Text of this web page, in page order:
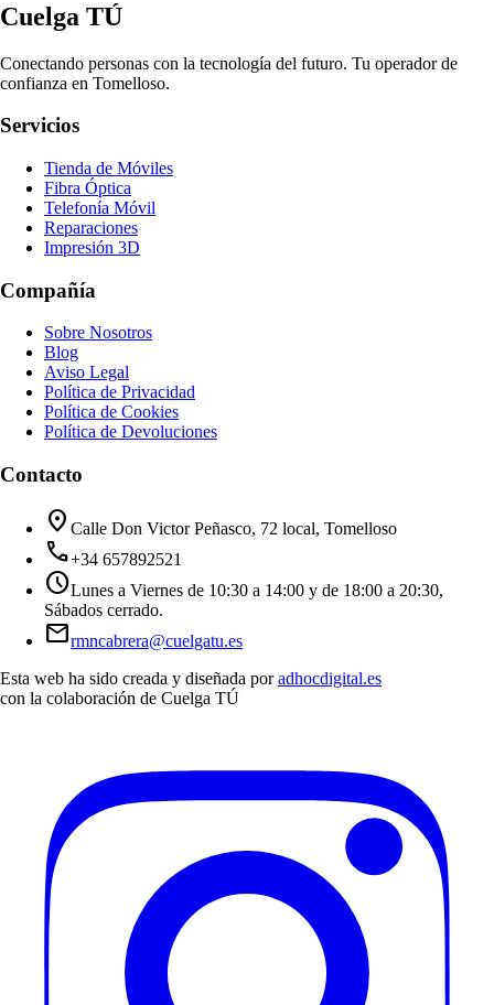
Cuelga TÚ
Conectando personas con la tecnología del futuro. Tu operador de
confianza en Tomelloso.
Servicios
Tienda de Móviles
Fibra Óptica
Telefonía Móvil
Reparaciones
Impresión 3D
Compañía
Sobre Nosotros
Blog
Aviso Legal
Política de Privacidad
Política de Cookies
Política de Devoluciones
Contacto
location_on Calle Don Victor Peñasco, 72 local, Tomelloso
call+34 657892521
scheduleLunes a Viernes de 10:30 a 14:00 y de 18:00 a 20:30,
Sábados cerrado.
mailrmncabrera@cuelgatu.es
Esta web ha sido creada y diseñada por adhocdigital.es
con la colaboración de Cuelga TÚ